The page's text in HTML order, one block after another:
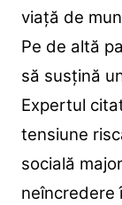
viață de
Pe de altă
să susțină
Expertul
tensiune
socială
neîncredere